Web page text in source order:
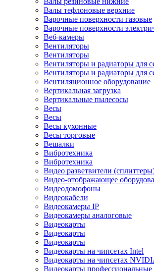
Валы тефлоновые верхние
Варочные поверхности газовые
Варочные поверхности
Веб-камеры
Вентиляторы
Вентиляторы
Вентиляторы и радиаторы для
Вентиляторы и радиаторы для
Вентиляционное оборудование
Вертикальная загрузка
Вертикальные пылесосы
Весы
Весы
Весы кухонные
Весы торговые
Вешалки
Вибротехника
Вибротехника
Видео разветвители
Видео-отображающее
Видеодомофоны
Видеокабели
Видеокамеры IP
Видеокамеры аналоговые
Видеокарты
Видеокарты
Видеокарты
Видеокарты на чипсетах Intel
Видеокарты на чипсетах
Видеокарты профессиональные